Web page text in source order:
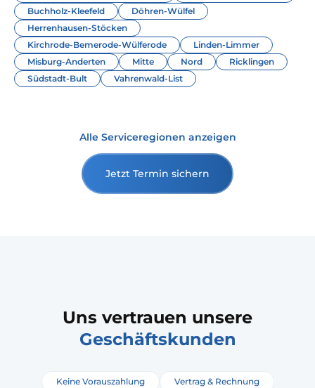
Buchholz-Kleefeld
Döhren-Wülfel
Herrenhausen-Stöcken
Kirchrode-Bemerode-Wülferode
Linden-Limmer
Misburg-Anderten
Mitte Nord
Ricklingen
Südstadt-Bult
Vahrenwald-List
Alle Serviceregionen anzeigen
Jetzt Termin sichern
Uns vertrauen unsere
Geschäftskunden
Keine Vorauszahlung
Vertrag & Rechnung